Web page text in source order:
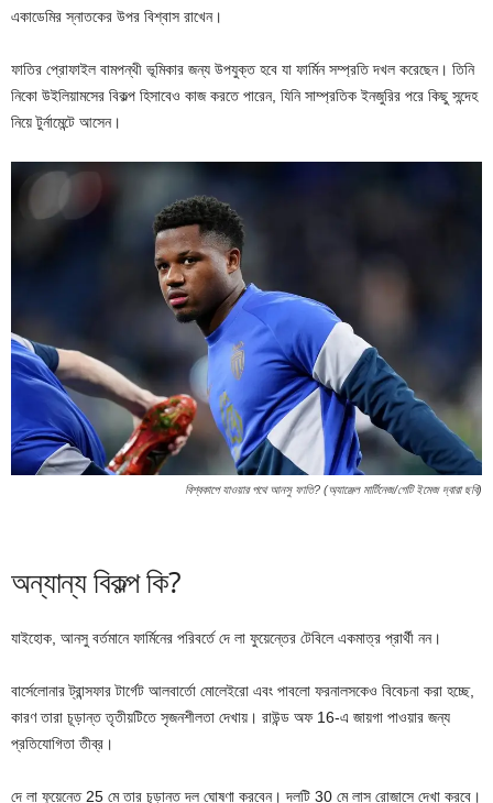
একাডেমির স্নাতকের উপর বিশ্বাস রাখেন।
ফাতির প্রোফাইল বামপন্থী ভূমিকার জন্য উপযুক্ত হবে যা ফার্মিন সম্প্রতি দখল করেছেন। তিনি
নিকো উইলিয়ামসের বিকল্প হিসাবেও কাজ করতে পারেন, যিনি সাম্প্রতিক ইনজুরির পরে কিছু সন্দেহ
নিয়ে টুর্নামেন্টে আসেন।
বিশ্বকাপে যাওয়ার পথে আনসু ফাতি? (অ্যাঞ্জেল মার্টিনেজ/গেটি ইমেজ দ্বারা ছবি)
অন্যান্য বিকল্প কি?
যাইহোক, আনসু বর্তমানে ফার্মিনের পরিবর্তে দে লা ফুয়েন্তের টেবিলে একমাত্র প্রার্থী নন।
বার্সেলোনার ট্রান্সফার টার্গেট আলবার্তো মোলেইরো এবং পাবলো ফরনালসকেও বিবেচনা করা হচ্ছে,
কারণ তারা চূড়ান্ত তৃতীয়টিতে সৃজনশীলতা দেখায়। রাউন্ড অফ 16-এ জায়গা পাওয়ার জন্য
প্রতিযোগিতা তীব্র।
দে লা ফুয়েন্তে 25 মে তার চূড়ান্ত দল ঘোষণা করবেন। দলটি 30 মে লাস রোজাসে দেখা করবে।